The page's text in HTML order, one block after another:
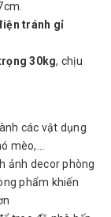
tránh gỉ
30kg, chịu
các vật dụng
mèo,...
ảnh decor phòng
phẩm khiến